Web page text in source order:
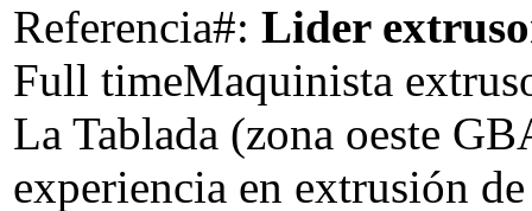
Referencia#: Lider
Full timeMaquinista
La Tablada (zona oeste
experiencia en extrusión